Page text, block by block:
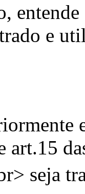
e
art.15
seja